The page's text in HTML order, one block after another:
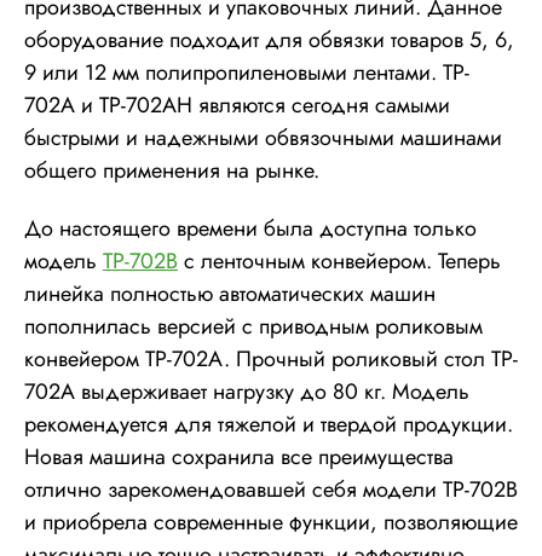
производственных и упаковочных линий. Данное
оборудование подходит для обвязки товаров 5, 6,
9 или 12 мм полипропиленовыми лентами. TP-
702A и TP-702AH являются сегодня самыми
быстрыми и надежными обвязочными машинами
общего применения на рынке.
До настоящего времени была доступна только
модель TP-702Bс ленточным конвейером. Теперь
линейка полностью автоматических машин
пополнилась версией с приводным роликовым
конвейером TP-702A. Прочный роликовый стол TP-
702A выдерживает нагрузку до 80 кг. Модель
рекомендуется для тяжелой и твердой продукции.
Новая машина сохранила все преимущества
отлично зарекомендовавшей себя модели TP-702B
и приобрела современные функции, позволяющие